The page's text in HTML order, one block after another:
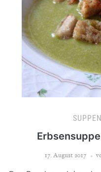
17. August 2017